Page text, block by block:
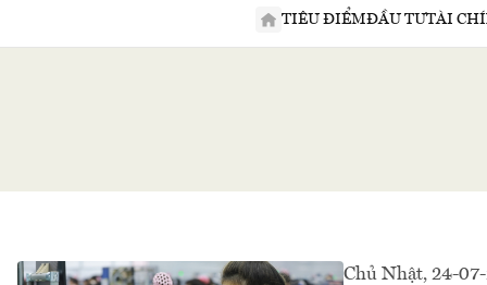
TIÊU ĐIỂMĐẦU TƯTÀI
Chủ Nhật, 24-